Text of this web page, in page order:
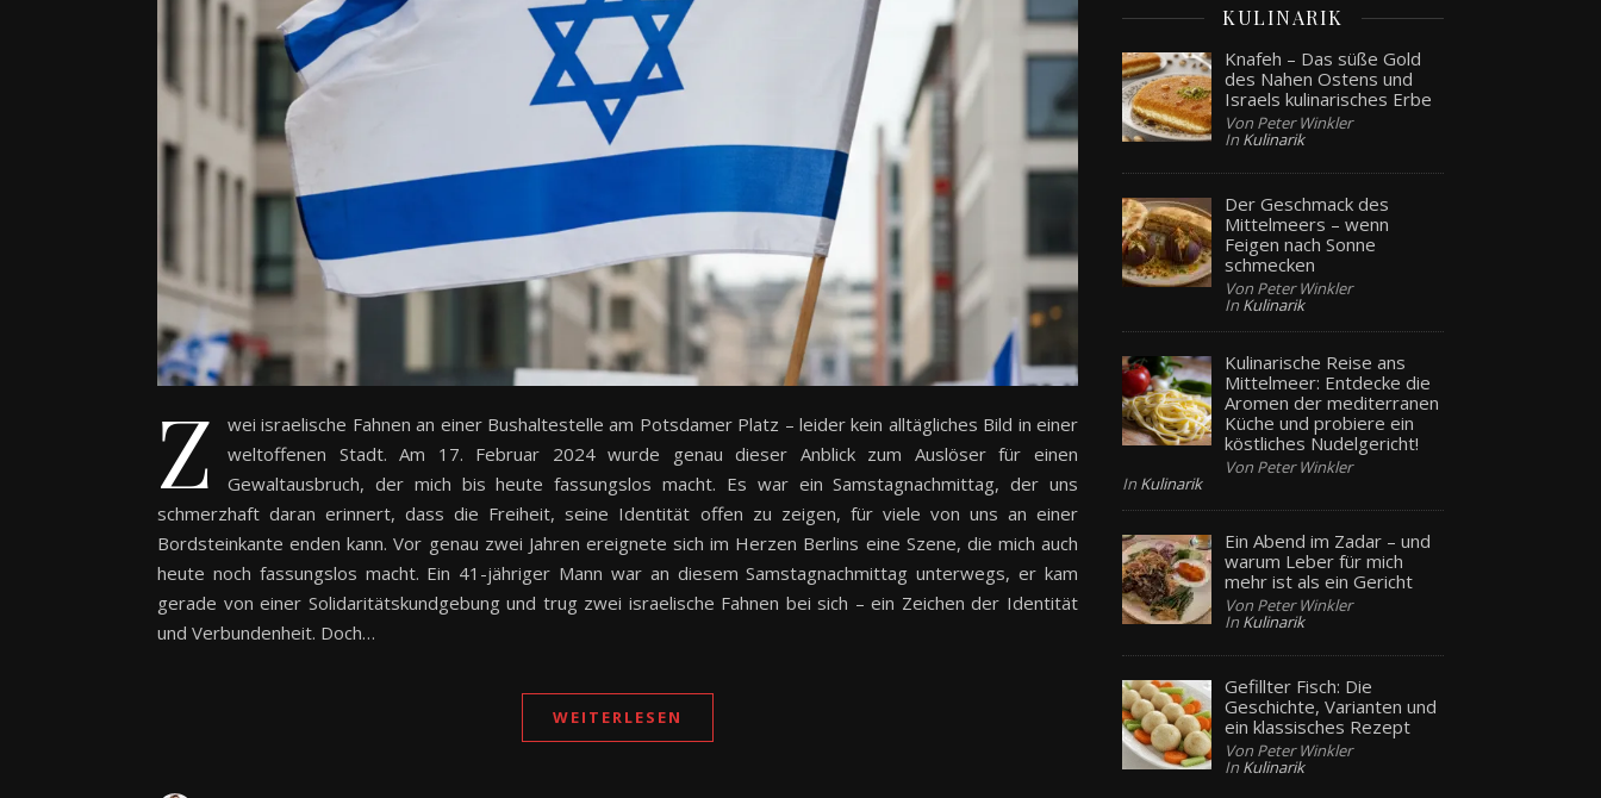
Z
wei israelische Fahnen an einer Bushaltestelle am Potsdamer Platz – leider kein alltägliches Bild in einer
weltoffenen Stadt. Am 17. Februar 2024 wurde genau dieser Anblick zum Auslöser für einen
Gewaltausbruch, der mich bis heute fassungslos macht. Es war ein Samstagnachmittag, der uns
schmerzhaft daran erinnert, dass die Freiheit, seine Identität offen zu zeigen, für viele von uns an einer
Bordsteinkante enden kann. Vor genau zwei Jahren ereignete sich im Herzen Berlins eine Szene, die mich auch
heute noch fassungslos macht. Ein 41-jähriger Mann war an diesem Samstagnachmittag unterwegs, er kam
gerade von einer Solidaritätskundgebung und trug zwei israelische Fahnen bei sich – ein Zeichen der Identität
und Verbundenheit. Doch…
WEITERLESEN
KULINARIK
Knafeh – Das süße Gold
des Nahen Ostens und
Israels kulinarisches Erbe
Von Peter Winkler
In Kulinarik
Der Geschmack des
Mittelmeers – wenn
Feigen nach Sonne
schmecken
Von Peter Winkler
In Kulinarik
Kulinarische Reise ans
Mittelmeer: Entdecke die
Aromen der mediterranen
Küche und probiere ein
köstliches Nudelgericht!
Von Peter Winkler
In Kulinarik
Ein Abend im Zadar – und
warum Leber für mich
mehr ist als ein Gericht
Von Peter Winkler
In Kulinarik
Gefillter Fisch: Die
Geschichte, Varianten und
ein klassisches Rezept
Von Peter Winkler
In Kulinarik